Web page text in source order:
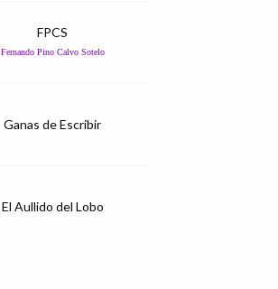
FPCS
Fernando Pino Calvo Sotelo
Ganas de Escribir
El Aullido del Lobo